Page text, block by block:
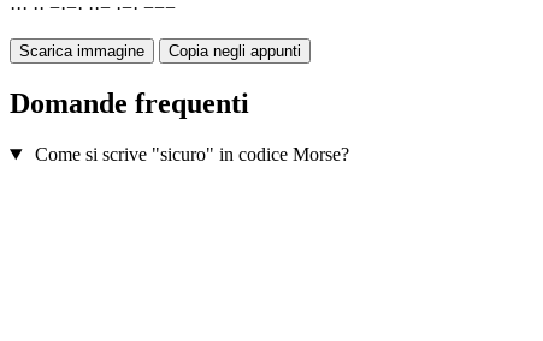
··· ·· −·−· ··− ·−· −−−
Scarica immagine Copia negli appunti
Domande frequenti
Come si scrive "sicuro" in codice Morse?